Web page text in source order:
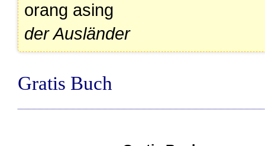
orang asing
der Ausländer
Gratis Buch